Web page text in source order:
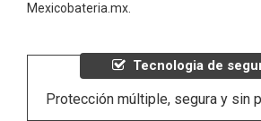
Mexicobateria.mx.
Tecnologia de
Protección múltiple, segura y sin